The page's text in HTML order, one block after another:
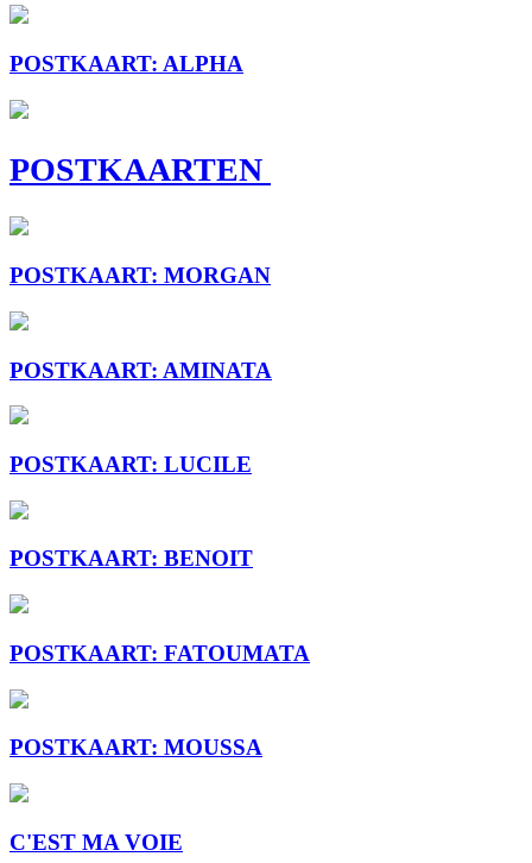
POSTKAART: ALPHA
POSTKAARTEN
POSTKAART: MORGAN
POSTKAART: AMINATA
POSTKAART: LUCILE
POSTKAART: BENOIT
POSTKAART: FATOUMATA
POSTKAART: MOUSSA
C'EST MA VOIE